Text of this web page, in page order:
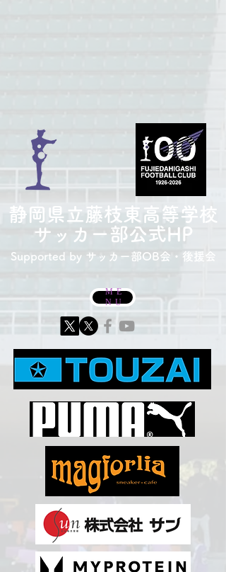
​静岡県立藤枝東高等学校
サッカー部公式HP
Supported by サッカー部OB会・後援会
ME
NU